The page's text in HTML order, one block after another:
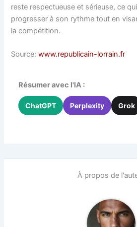
reste respectueuse et sérieuse, ce
progresser à son rythme tout en
la compétition.
Source:www.republicain-lorrain.fr
Résumer avec l'IA :
ChatGPT Perplexity Grok
À propos de